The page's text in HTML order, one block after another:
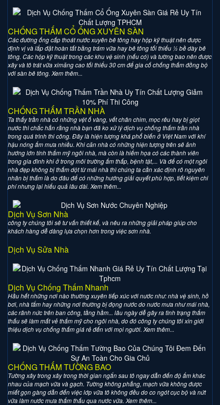
CHỐNG THẤM CỔ ỐNG XUYÊN SÀN
Các đường ống cấp thoát nước xuyên bê tông hay hộp kỹ thuật nên được
định vị và lắp đặt hoàn tất bằng trám vữa hay bê tông tối thiểu ½ bề dày bê
tông. Các hộp kỹ thuật trong các khu vệ sinh (nếu có) và tường bao nên được
xây và tô trát vữa ximăng cao tối thiểu 30 cm để gia cố chống thấm đồng bộ
với sàn bê tông. Xem thêm...
CHỐNG THẤM TRẦN NHÀ
Ta thấy trần nhà có những vệt ố vàng, vết chân chim, mọc rêu hay bị giọt
nước thì chắc hẳn rằng nhà bạn đã ko xử lý dịch vụ chống thấm trần nhà
trong quá trình thi công. Đây là hiện tượng khá phổ biến ở Việt Nam với khí
hậu nóng ẩm mưa nhiều. Khi căn nhà có những hiện tượng trên sẽ ảnh
hướng lớn tính thẩm mỹ ngôi nhà, mà còn là hiểm họa có các thành viên
trong gia đình khi ở trong môi trường ẩm thấp, bệnh tật,... Và để có một ngôi
nhà đẹp không bị thấm dột từ mái nhà thì chúng ta cần xác định rõ nguyên
nhân bị thấm là do đâu để có những hướng giải quyết phù hợp, tiết kiệm chi
phí nhưng lại hiểu quả lâu dài. Xem thêm...
Dịch Vụ Sơn Nhà
công ty chúng tôi sẽ tư vấn thiết kế, và nêu ra những giải pháp giúp cho
khách hàng dễ dàng lựa chọn hơn trong việc sơn nhà.
Dịch Vụ Sửa Nhà
Dịch Vụ Chống Thấm Nhanh
Hầu hết những nơi nào thường xuyên tiếp xúc với nước như: nhà vệ sinh, hồ
bơi, nhà tắm hay những nơi thường bị đọng nước do nước mưa như mái nhà,
các rãnh nức trên ban công, tầng hầm... lâu ngày dễ gây ra tình trạng thẩm
thấu sẽ làm mất vẻ thẩm mỹ cho ngôi nhà, do đó công ty chúng tôi xin giới
thiệu dịch vụ chống thấm giá rẻ đến với mọi người. Xem thêm...
CHỐNG THẤM TƯỜNG BAO
Tường xây trong xây trong thời gian ngắn sau tô ngay dẫn đến độ ẩm khác
nhau của mạch vữa và gạch. Tường không phẳng, mạch vữa không được
miết gọn gàng dẫn đến việc lớp vữa tô không đều do co ngót cục bộ và nứt
vữa làm nước mưa thẩm thấu qua nước vữa. Xem thêm...